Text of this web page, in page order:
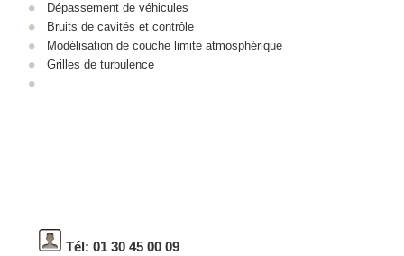
Dépassement de véhicules
Bruits de cavités et contrôle
Modélisation de couche limite atmosphérique
Grilles de turbulence
...
Tél: 01 30 45 00 09